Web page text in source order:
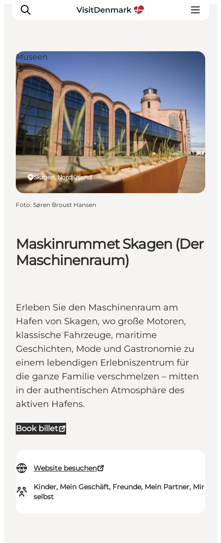
Inspiration
Regionen
Erlebnisse
Unterkünfte
Reiseplanung
Maskinrummet Skagen (Der
Maschinenraum)
Erleben Sie den Maschinenraum am
Hafen von Skagen, wo große Motoren,
klassische Fahrzeuge, maritime
Geschichten, Mode und Gastronomie zu
einem lebendigen Erlebniszentrum für
die ganze Familie verschmelzen – mitten
in der authentischen Atmosphäre des
aktiven Hafens.
Book billet
Website besuchen
Kinder, Mein Geschäft, Freunde, Mein Partner, Mir
selbst
Skagen, Nordjütland
Museen
Foto: Søren Broust Hansen